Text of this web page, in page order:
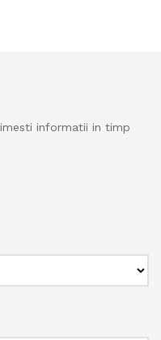
informatii in timp